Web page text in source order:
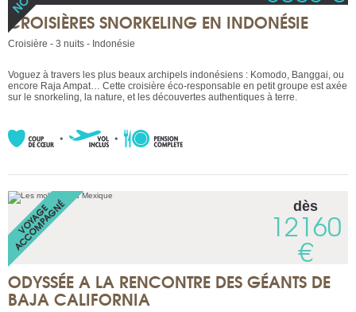
CROISIÈRES SNORKELING EN INDONÉSIE
Croisière - 3 nuits - Indonésie
Voguez à travers les plus beaux archipels indonésiens : Komodo, Banggai, ou
encore Raja Ampat… Cette croisière éco-responsable en petit groupe est axée
sur le snorkeling, la nature, et les découvertes authentiques à terre.
dès
12160
€
ODYSSÉE A LA RENCONTRE DES GÉANTS DE
BAJA CALIFORNIA